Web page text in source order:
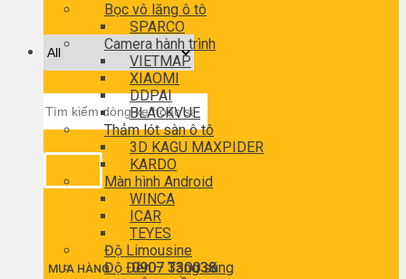
kiếm:
MUA HÀNG0907 330038
Bọc vô lăng ô tô
SPARCO
Camera hành trình
VIETMAP
XIAOMI
DDPAI
BLACKVUE
Thảm lót sàn ô tô
3D KAGU MAXPIDER
KARDO
Màn hình Android
WINCA
ICAR
TEYES
Độ Limousine
Độ Đèn – Tăng sáng